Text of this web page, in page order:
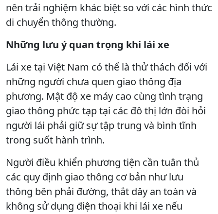
nên trải nghiệm khác biệt so với các hình thức
di chuyển thông thường.
Những lưu ý quan trọng khi lái xe
Lái xe tại Việt Nam có thể là thử thách đối với
những người chưa quen giao thông địa
phương. Mật độ xe máy cao cùng tình trạng
giao thông phức tạp tại các đô thị lớn đòi hỏi
người lái phải giữ sự tập trung và bình tĩnh
trong suốt hành trình.
Người điều khiển phương tiện cần tuân thủ
các quy định giao thông cơ bản như lưu
thông bên phải đường, thắt dây an toàn và
không sử dụng điện thoại khi lái xe nếu